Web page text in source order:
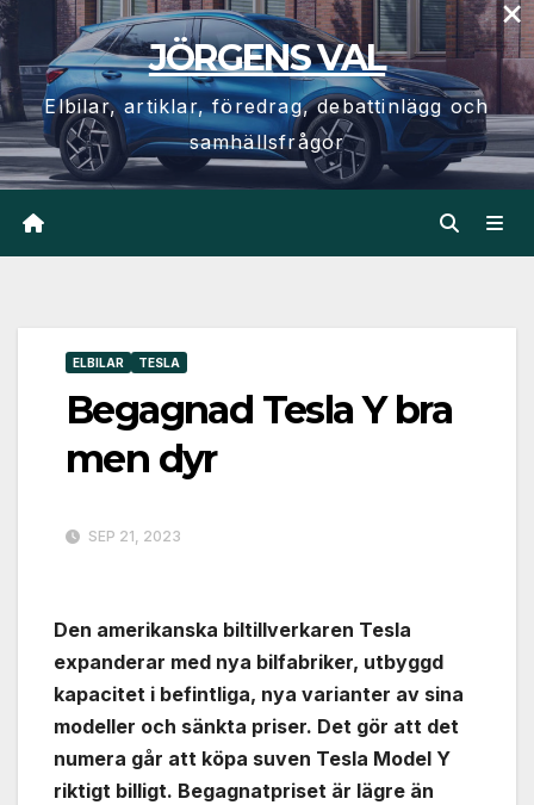
Hoppa
till
innehåll
JÖRGENS VAL
Elbilar, artiklar, föredrag, debattinlägg och
samhällsfrågor
ELBILAR TESLA
Begagnad Tesla Y bra
men dyr
SEP 21, 2023
Den amerikanska biltillverkaren Tesla
expanderar med nya bilfabriker, utbyggd
kapacitet i befintliga, nya varianter av sina
modeller och sänkta priser. Det gör att det
numera går att köpa suven Tesla Model Y
riktigt billigt. Begagnatpriset är lägre än
×